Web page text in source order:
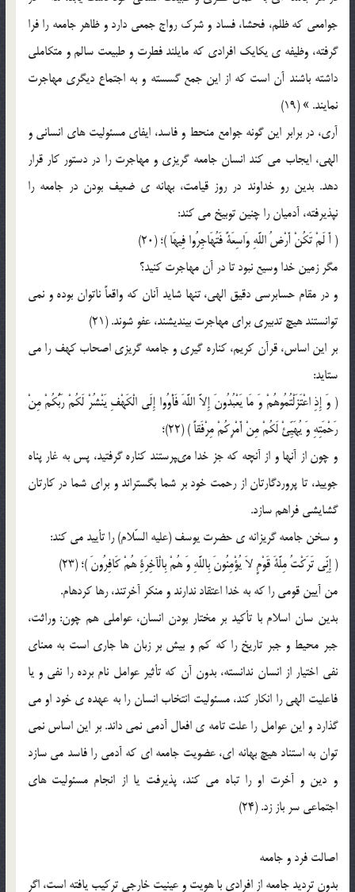
جوامعي که ظلم، فحشا، فساد و شرک رواج جمعي دارد و ظاهر جامعه را فرا
گرفته، وظيفه ي يکايک افرادي که مايلند فطرت و طبيعت سالم و متکاملي
داشته باشند آن است که از اين جمع گسسته و به اجتماع ديگري مهاجرت
نمايند. » (19)
آري، در برابر اين گونه جوامع منحط و فاسد، ايفاي مسئوليت هاي انساني و
الهي، ايجاب مي کند انسان جامعه گريزي و مهاجرت را در دستور کار قرار
دهد. بدين رو خداوند در روز قيامت، بهانه ي ضعيف بودن در جامعه را
نپذيرفته، آدميان را چنين توبيخ مي کند:
( أَ لَمْ تَکُنْ أَرْضُ اللَّهِ وَاسِعَةً فَتُهَاجِرُوا فِيهَا )؛ (20)
مگر زمين خدا وسيع نبود تا در آن مهاجرت كنيد؟
و در مقام حسابرسي دقيق الهي، تنها شايد آنان که واقعاً ناتوان بوده و نمي
توانستند هيچ تدبيري براي مهاجرت بينديشند، عفو شوند. (21)
بر اين اساس، قرآن کريم، کناره گيري و جامعه گريزي اصحاب کهف را مي
ستايد:
( وَ إِذِ اعْتَزَلْتُمُوهُمْ وَ مَا يَعْبُدُونَ إِلاَّ اللَّهَ فَأْوُوا إِلَى الْکَهْفِ يَنْشُرْ لَکُمْ رَبُّکُمْ مِنْ
رَحْمَتِهِ وَ يُهَيِّئْ لَکُمْ مِنْ أَمْرِکُمْ مِرْفَقاً ) (22)؛
و چون از آنها و از آنچه كه جز خدا مى‏پرستند كناره گرفتيد، پس به غار پناه
جوييد، تا پروردگارتان از رحمت خود بر شما بگستراند و براى شما در كارتان
گشايشى فراهم سازد.
و سخن جامعه گريزانه ي حضرت يوسف (عليه السّلام) را تأييد مي کند:
( إِنِّي تَرَکْتُ مِلَّةَ قَوْمٍ لاَ يُؤْمِنُونَ بِاللَّهِ وَ هُمْ بِالْآخِرَةِ هُمْ کَافِرُونَ‌ )؛ (23)
من آيين قومى را كه به خدا اعتقاد ندارند و منكر آخرتند، رها كرده‏ام.
بدين سان اسلام با تأکيد بر مختار بودن انسان، عواملي هم چون: وراثت،
جبر محيط و جبر تاريخ را که کم و بيش بر زبان ها جاري است به معناي
نفي اختيار از انسان ندانسته، بدون آن که تأثير عوامل نام برده را نفي و يا
فاعليت الهي را انکار کند، مسئوليت انتخاب انسان را به عهده ي خود او مي
گذارد و اين عوامل را علت تامه ي افعال آدمي نمي داند. بر اين اساس نمي
توان به استناد هيچ بهانه اي، عضويت جامعه اي که آدمي را فاسد مي سازد
و دين و آخرت او را تباه مي کند، پذيرفت يا از انجام مسئوليت هاي
اجتماعي سر باز زد. (24)
اصالت فرد و جامعه
بدون ترديد جامعه از افرادي با هويت و عينيت خارجي ترکيب يافته است، اگر